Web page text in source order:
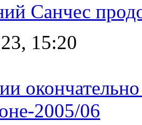
Санчес
15:20
2005/06